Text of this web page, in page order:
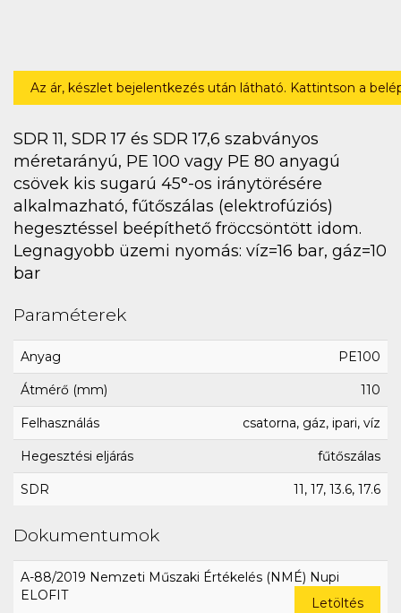
Az ár, készlet bejelentkezés után látható. Kattintson a
SDR 11, SDR 17 és SDR 17,6 szabványos
méretarányú, PE 100 vagy PE 80 anyagú
csövek kis sugarú 45°-os iránytörésére
alkalmazható, fűtőszálas (elektrofúziós)
hegesztéssel beépíthető fröccsöntött idom.
Legnagyobb üzemi nyomás: víz=16 bar, gáz=10
bar
Paraméterek
Anyag PE100
Átmérő (mm) 110
Felhasználás csatorna, gáz, ipari, víz
Hegesztési eljárás fűtőszálas
SDR 11, 17, 13.6, 17.6
Dokumentumok
A-88/2019 Nemzeti Műszaki Értékelés (NMÉ) Nupi
ELOFIT
Letöltés